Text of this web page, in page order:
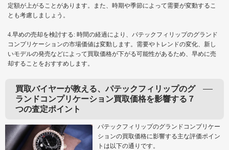
定額が上がることがあります。また、時期や季節によって需要が変動するこ
とも考慮しましょう。
4.早めの売却を検討する: 時間の経過により、パテックフィリップのグランド
コンプリケーションの市場価値は変動します。需要やトレンドの変化、新し
いモデルの発売などによって買取価格が下がる可能性があるため、早めに売
却することをおすすめします。
買取バイヤーが教える、パテックフィリップのグ
ランドコンプリケーション買取価格を影響する７
つの査定ポイント
パテックフィリップのグランドコンプリケー
ションの買取価格に影響する主な評価ポイン
トは以下の通りです。